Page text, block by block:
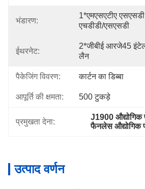
भंडारण:
1*एमएसएटीए
एचडीडी/एसएसडी
ईथरनेट:
2*जीबीई आरजे45
लैन
पैकेजिंग विवरण: कार्टन का डिब्बा
आपूर्ति की क्षमता: 500 टुकड़े
प्रमुखता देना:
J1900 औद्योगिक
फैनलेस औद्योगिक
उत्पाद वर्णन